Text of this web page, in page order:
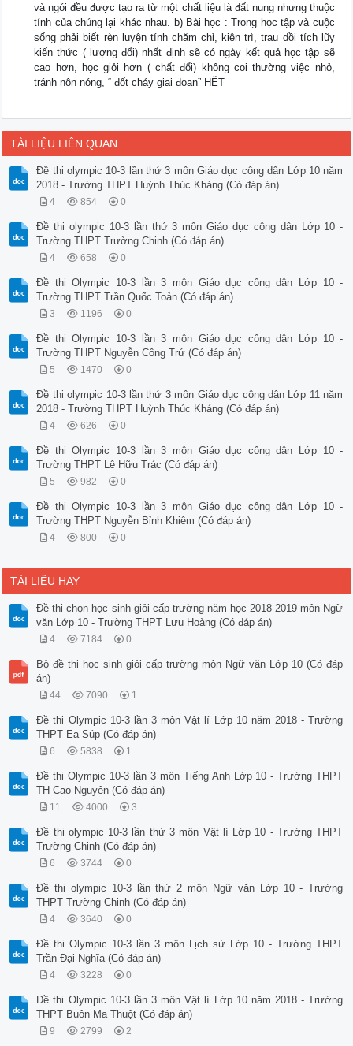
và ngói đều được tạo ra từ một chất liệu là đất nung nhưng thuộc
tính của chúng lại khác nhau. b) Bài học : Trong học tập và cuộc
sống phải biết rèn luyện tính chăm chỉ, kiên trì, trau dồi tích lũy
kiến thức ( lượng đổi) nhất định sẽ có ngày kết quả học tập sẽ
cao hơn, học giỏi hơn ( chất đổi) không coi thường việc nhỏ,
tránh nôn nóng, “ đốt cháy giai đoạn” HẾT
TÀI LIỆU LIÊN QUAN
Đề thi olympic 10-3 lần thứ 3 môn Giáo dục công dân Lớp 10 năm
2018 - Trường THPT Huỳnh Thúc Kháng (Có đáp án)
4 854 0
Đề thi olympic 10-3 lần thứ 3 môn Giáo dục công dân Lớp 10 -
Trường THPT Trường Chinh (Có đáp án)
4 658 0
Đề thi Olympic 10-3 lần 3 môn Giáo dục công dân Lớp 10 -
Trường THPT Trần Quốc Toản (Có đáp án)
3 1196 0
Đề thi Olympic 10-3 lần 3 môn Giáo dục công dân Lớp 10 -
Trường THPT Nguyễn Công Trứ (Có đáp án)
5 1470 0
Đề thi olympic 10-3 lần thứ 3 môn Giáo dục công dân Lớp 11 năm
2018 - Trường THPT Huỳnh Thúc Kháng (Có đáp án)
4 626 0
Đề thi Olympic 10-3 lần 3 môn Giáo dục công dân Lớp 10 -
Trường THPT Lê Hữu Trác (Có đáp án)
5 982 0
Đề thi Olympic 10-3 lần 3 môn Giáo dục công dân Lớp 10 -
Trường THPT Nguyễn Bỉnh Khiêm (Có đáp án)
4 800 0
TÀI LIỆU HAY
Đề thi chọn học sinh giỏi cấp trường năm học 2018-2019 môn Ngữ
văn Lớp 10 - Trường THPT Lưu Hoàng (Có đáp án)
4 7184 0
Bộ đề thi học sinh giỏi cấp trường môn Ngữ văn Lớp 10 (Có đáp
án)
44 7090 1
Đề thi Olympic 10-3 lần 3 môn Vật lí Lớp 10 năm 2018 - Trường
THPT Ea Súp (Có đáp án)
6 5838 1
Đề thi Olympic 10-3 lần 3 môn Tiếng Anh Lớp 10 - Trường THPT
TH Cao Nguyên (Có đáp án)
11 4000 3
Đề thi olympic 10-3 lần thứ 3 môn Vật lí Lớp 10 - Trường THPT
Trường Chinh (Có đáp án)
6 3744 0
Đề thi olympic 10-3 lần thứ 2 môn Ngữ văn Lớp 10 - Trường
THPT Trường Chinh (Có đáp án)
4 3640 0
Đề thi Olympic 10-3 lần 3 môn Lịch sử Lớp 10 - Trường THPT
Trần Đại Nghĩa (Có đáp án)
4 3228 0
Đề thi Olympic 10-3 lần 3 môn Vật lí Lớp 10 năm 2018 - Trường
THPT Buôn Ma Thuột (Có đáp án)
9 2799 2